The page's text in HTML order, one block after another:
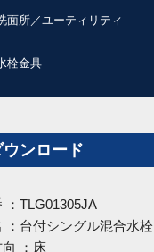
面所／ユーティリティ
栓金具
ンロード
TLG01305JA
台付シングル混合水栓
： 床